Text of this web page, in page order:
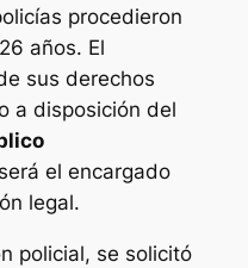
procedieron
años. El
sus derechos
a disposición del
el encargado
legal.
policial, se solicitó